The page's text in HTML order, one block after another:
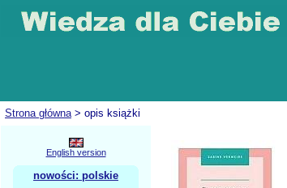
Strona główna> opis książki
English version
nowości: polskie